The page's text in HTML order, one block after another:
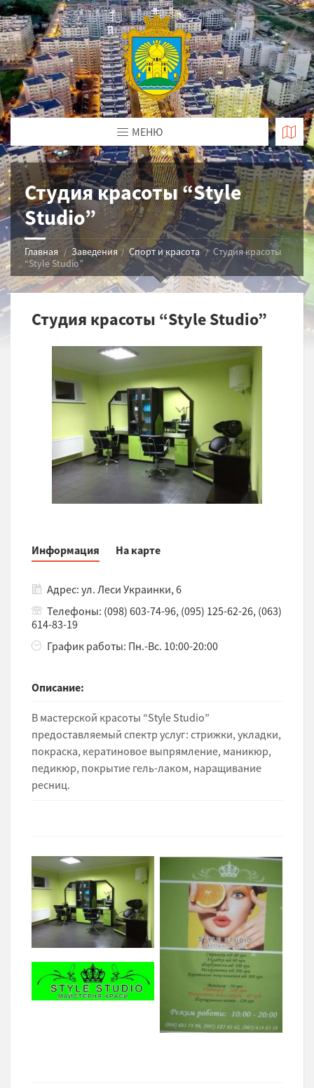
МЕНЮ
Студия красоты “Style
Studio”
Главная Заведения Спорт и красота
Студия красоты
“Style Studio”
Студия красоты “Style Studio”
Информация На карте
Адрес: ул. Леси Украинки, 6
Телефоны: (098) 603-74-96, (095) 125-62-26, (063)
614-83-19
График работы: Пн.-Вс. 10:00-20:00
Описание:
В мастерской красоты “Style Studio”
предоставляемый спектр услуг: стрижки, укладки,
покраска, кератиновое выпрямление, маникюр,
педикюр, покрытие гель-лаком, наращивание
ресниц.